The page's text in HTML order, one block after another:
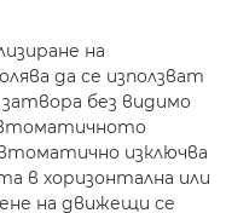
на
да се използват
без видимо
изключва
в хоризонтална или
на движещи се